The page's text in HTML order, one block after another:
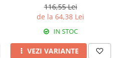
116,55 Lei
de la 64,38 Lei
IN STOC
VEZI VARIANTE